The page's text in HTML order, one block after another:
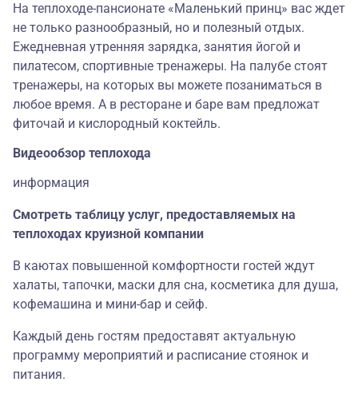
На теплоходе-пансионате «Маленький принц» вас ждет
не только разнообразный, но и полезный отдых.
Ежедневная утренняя зарядка, занятия йогой и
пилатесом, спортивные тренажеры. На палубе стоят
тренажеры, на которых вы можете позаниматься в
любое время. А в ресторане и баре вам предложат
фиточай и кислородный коктейль.
Видеообзор теплохода
информация
Смотреть таблицу услуг, предоставляемых на
теплоходах круизной компании
В каютах повышенной комфортности гостей ждут
халаты, тапочки, маски для сна, косметика для душа,
кофемашина и мини-бар и сейф.
Каждый день гостям предоставят актуальную
программу мероприятий и расписание стоянок и
питания.